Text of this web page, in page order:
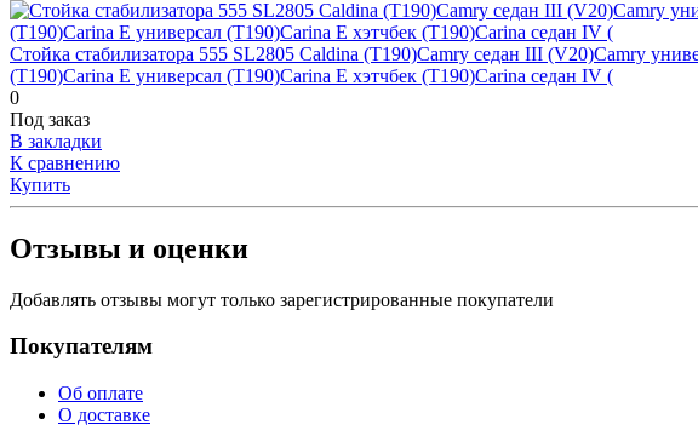
Стойка стабилизатора 555 SL2805 Caldina (T190)Camry седан III (V20)Camry
(T190)Carina E универсал (T190)Carina E хэтчбек (T190)Carina седан IV (
0
Под заказ
В закладки
К сравнению
Купить
Отзывы и оценки
Добавлять отзывы могут только зарегистрированные покупатели
Покупателям
Об оплате
О доставке